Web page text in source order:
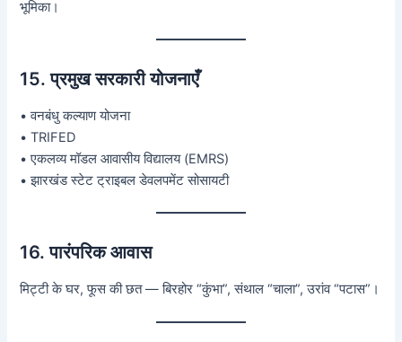
भूमिका।
15. प्रमुख सरकारी योजनाएँ
• वनबंधु कल्याण योजना
• TRIFED
• एकलव्य मॉडल आवासीय विद्यालय (EMRS)
• झारखंड स्टेट ट्राइबल डेवलपमेंट सोसायटी
16. पारंपरिक आवास
मिट्टी के घर, फूस की छत — बिरहोर “कुंभा”, संथाल “चाला”, उरांव “पटास”।